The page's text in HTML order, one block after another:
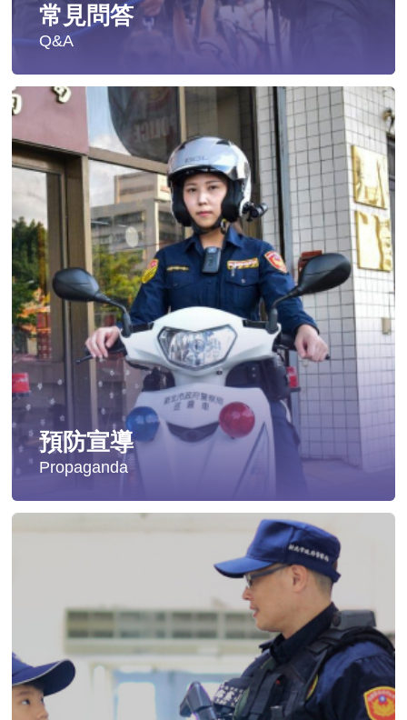
常見問答
Q&A
遭受性侵害時，可向哪些單位求助？
發生性侵害案件後，我可以請社工陪同嗎?
發生性侵害案件後，我需要去驗傷嗎?
遇到性騷擾案件之處理？
當你遭受到家庭暴力時該如何處理？
如何執行家庭暴力加害人訪查、訪查對象及期間為何?
預防宣導
Propaganda
影音專區
交通安全